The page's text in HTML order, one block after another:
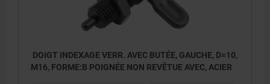
DOIGT INDEXAGE VERR. AVEC BUTÉE, GAUCHE, D=10,
M16, FORME:B POIGNÉE NON REVÊTUE AVEC, ACIER